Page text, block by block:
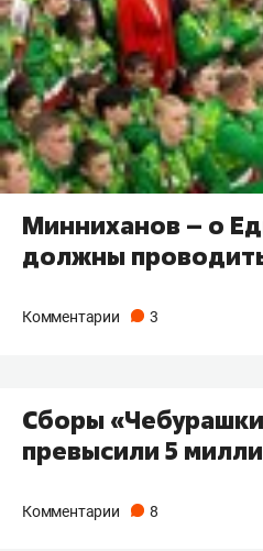
Минниханов – о
должны
Комментарии 3
Сборы
превысили 5
Комментарии 8